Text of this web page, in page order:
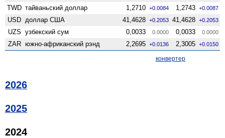
TWD тайваньский доллар 1,2710 +0.0084 1,2743 +0.0087
USD доллар США 41,4628 +0.2053 41,4628 +0.2053
UZS узбекский сум 0,0033 0.0000 0,0033 0.0000
ZAR южно-африканский рэнд 2,2695 +0.0136 2,3005 +0.0150
конвертер
2026
2025
2024